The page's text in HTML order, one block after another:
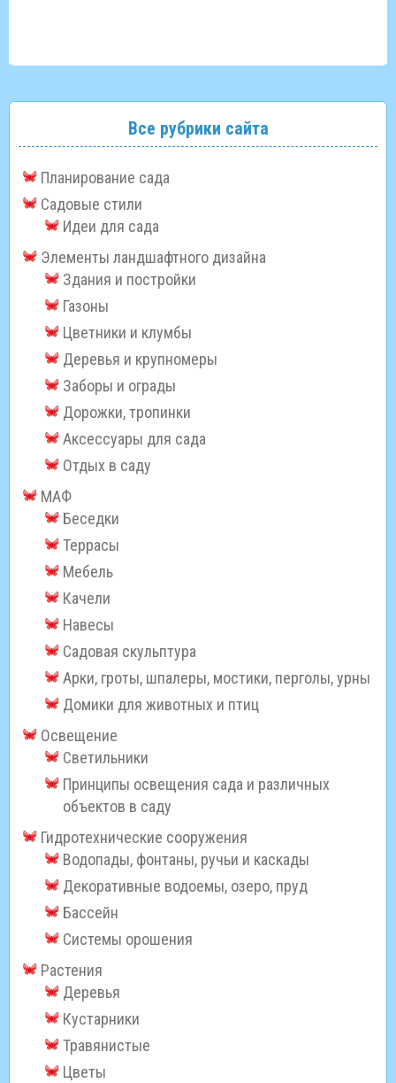
Все рубрики сайта
Планирование сада
Садовые стили
Идеи для сада
Элементы ландшафтного дизайна
Здания и постройки
Газоны
Цветники и клумбы
Деревья и крупномеры
Заборы и ограды
Дорожки, тропинки
Аксессуары для сада
Отдых в саду
МАФ
Беседки
Террасы
Мебель
Качели
Навесы
Садовая скульптура
Арки, гроты, шпалеры, мостики, перголы, урны
Домики для животных и птиц
Освещение
Светильники
Принципы освещения сада и различных
объектов в саду
Гидротехнические сооружения
Водопады, фонтаны, ручьи и каскады
Декоративные водоемы, озеро, пруд
Бассейн
Системы орошения
Растения
Деревья
Кустарники
Травянистые
Цветы